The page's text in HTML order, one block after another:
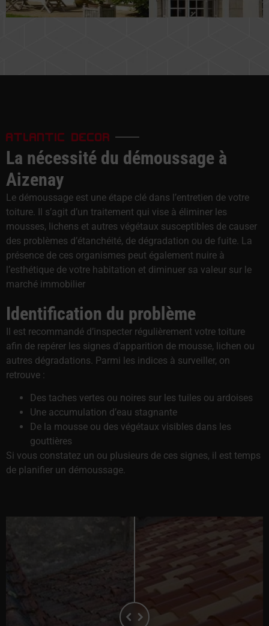
ATLANTIC DECOR
La nécessité du démoussage à
Aizenay
Le démoussage est une étape clé dans l’entretien de votre
toiture. Il s’agit d’un traitement qui vise à éliminer les
mousses, lichens et autres végétaux susceptibles de causer
des problèmes d’étanchéité, de dégradation ou de fuite. La
présence de ces organismes peut également nuire à
l’esthétique de votre habitation et diminuer sa valeur sur le
marché immobilier
Identification du problème
Il est recommandé d’inspecter régulièrement votre toiture
afin de repérer les signes d’apparition de mousse, lichen ou
autres dégradations. Parmi les indices à surveiller, on
retrouve :
Des taches vertes ou noires sur les tuiles ou ardoises
Une accumulation d’eau stagnante
De la mousse ou des végétaux visibles dans les
gouttières
Si vous constatez un ou plusieurs de ces signes, il est temps
de planifier un démoussage.